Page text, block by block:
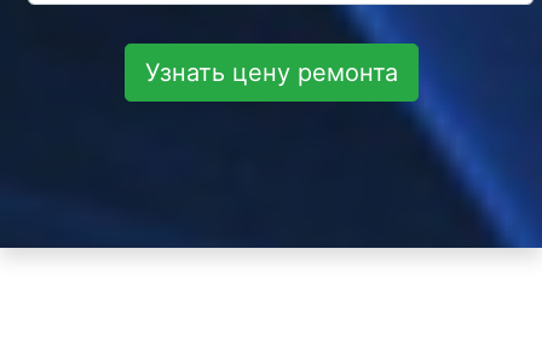
Узнать цену ремонта